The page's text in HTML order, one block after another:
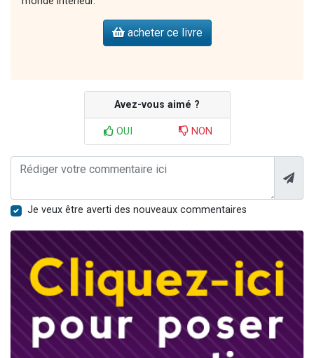
acheter ce livre
Avez-vous aimé ?
OUI NON
Je veux être averti des nouveaux commentaires